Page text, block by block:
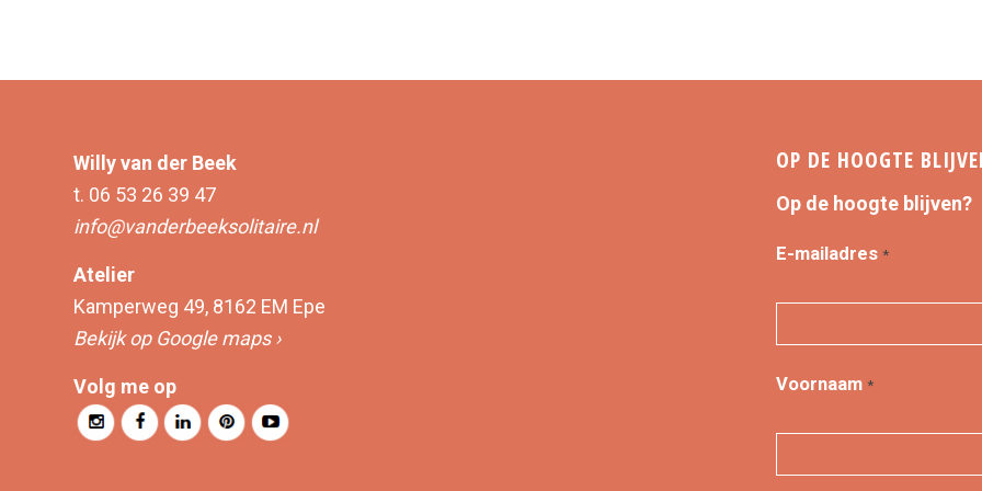
Willy van der Beek
t. 06 53 26 39 47
info@vanderbeeksolitaire.nl
Atelier
Kamperweg 49, 8162 EM Epe
Bekijk op Google maps ›
Volg me op
OP DE HOOGTE
Op de hoogte blijven?
E-mailadres *
Voornaam *